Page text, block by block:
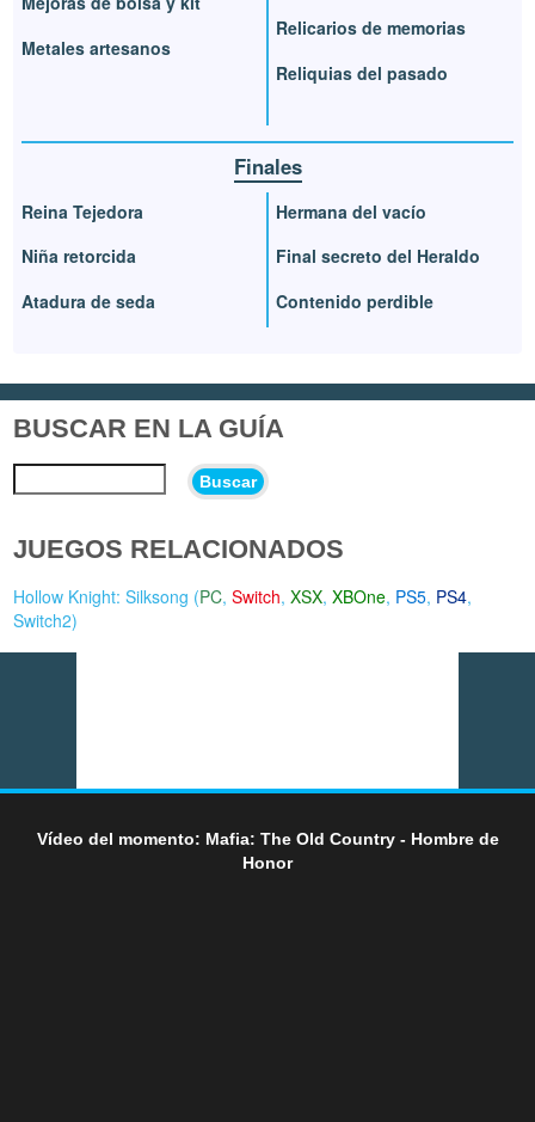
Metales artesanos
Relicarios de memorias
Reliquias del pasado
Finales
Reina Tejedora
Niña retorcida
Atadura de seda
Hermana del vacío
Final secreto del Heraldo
Contenido perdible
BUSCAR EN LA GUÍA
Buscar
JUEGOS RELACIONADOS
Hollow Knight: Silksong (PC,Switch,XSX,XBOne, PS5, PS4,
Switch2)
Vídeo del momento: Mafia: The Old Country - Hombre de
Honor